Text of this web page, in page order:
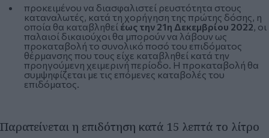
προκειμένου να διασφαλιστεί ρευστότητα στους
καταναλωτές, κατά τη χορήγηση της πρώτης δόσης, η
οποία θα καταβληθεί έως την 21η Δεκεμβρίου 2022, οι
παλαιοί δικαιούχοι θα μπορούν να λάβουν ως
προκαταβολή το συνολικό ποσό του επιδόματος
θέρμανσης που τους είχε καταβληθεί κατά την
προηγούμενη χειμερινή περίοδο. Η προκαταβολή θα
συμψηφίζεται με τις επόμενες καταβολές του
επιδόματος.
Παρατείνεται η επιδότηση κατά 15 λεπτά το λίτρο